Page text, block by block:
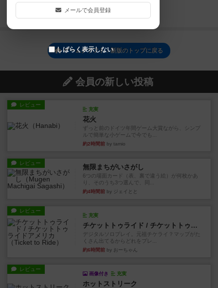
と、ゲーム発売...
ゲームクラフト：新版のトップに戻る
会員の新しい投稿
レビュー
充実
花火
ずっと前のドイツ年間ゲーム大賞ながら、シンプ
ルで簡単な小ゲームで今でも...
約2時間前 by tamio
レビュー 無限まちがいさがし
6つの場面カード（表、裏で違う絵）が何枚かあ
り、そのうち3つ選んで、同...
約4時間前 by ジェイとと
レビュー
充実
チケットトゥライド / チケットトゥライドアメリカ
デジタルソロプレイ。元祖チケライ？マップがた
くさん出てるからどれをプレ...
約6時間前 by おーちゃん
レビュー
画像付き 充実
ホットストリーク
メールで会員登録
しばらく表示しない